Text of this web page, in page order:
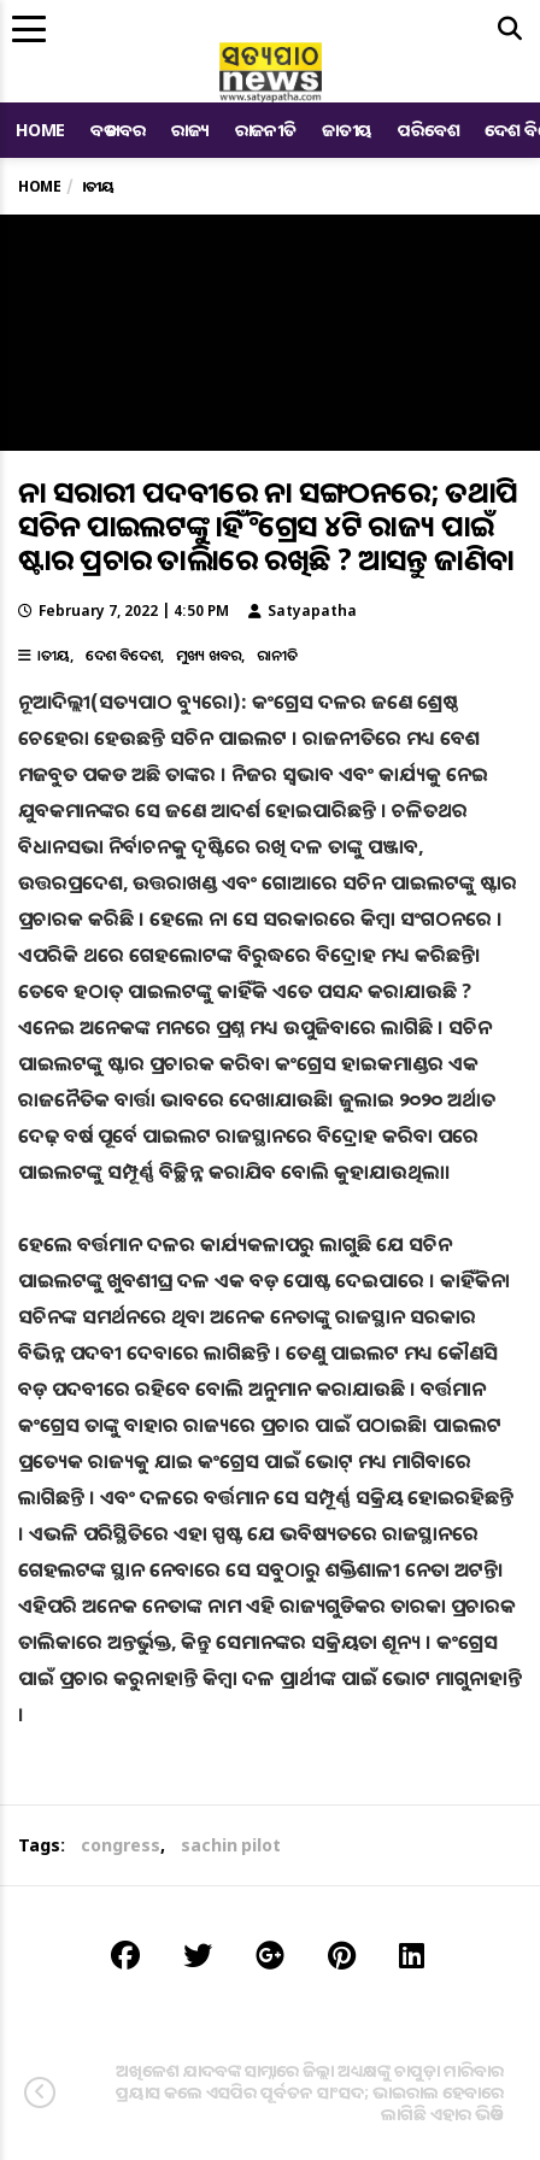
HOME ବଡ ଖବର ରାଜ୍ୟ ରାଜନୀତି ଜାତୀୟ ପରିବେଶ ଦେଶ
HOME ଜାତୀୟ
ନା ସରକାରୀ ପଦବୀରେ ନା ସଙ୍ଗଠନରେ; ତଥାପି
ସଚିନ ପାଇଲଟଙ୍କୁ କାହିଁକି କଂଗ୍ରେସ ୪ଟି ରାଜ୍ୟ ପାଇଁ
ଷ୍ଟାର ପ୍ରଚାରକ ତାଲିକାରେ ରଖିଛି ? ଆସନ୍ତୁ ଜାଣିବା
February 7, 2022 | 4:50 PM Satyapatha
ଜାତୀୟ ଦେଶ ବିଦେଶ ମୁଖ୍ୟ ଖବର ରାଜନୀତି
ନୂଆଦିଲ୍ଲୀ(ସତ୍ୟପାଠ ବ୍ୟୁରୋ): କଂଗ୍ରେସ ଦଳର ଜଣେ ଶ୍ରେଷ୍ଠ
ଚେହେରା ହେଉଛନ୍ତି ସଚିନ ପାଇଲଟ । ରାଜନୀତିରେ ମଧ୍ୟ ବେଶ
ମଜବୁତ ପକଡ ଅଛି ତାଙ୍କର । ନିଜର ସ୍ୱଭାବ ଏବଂ କାର୍ଯ୍ୟକୁ ନେଇ
ଯୁବକମାନଙ୍କର ସେ ଜଣେ ଆଦର୍ଶ ହୋଇପାରିଛନ୍ତି । ଚଳିତଥର
ବିଧାନସଭା ନିର୍ବାଚନକୁ ଦୃଷ୍ଟିରେ ରଖି ଦଳ ତାଙ୍କୁ ପଞ୍ଜାବ,
ଉତ୍ତରପ୍ରଦେଶ, ଉତ୍ତରାଖଣ୍ଡ ଏବଂ ଗୋଆରେ ସଚିନ ପାଇଲଟଙ୍କୁ ଷ୍ଟାର
ପ୍ରଚାରକ କରିଛି । ହେଲେ ନା ସେ ସରକାରରେ କିମ୍ବା ସଂଗଠନରେ ।
ଏପରିକି ଥରେ ଗେହଲୋଟଙ୍କ ବିରୁଦ୍ଧରେ ବିଦ୍ରୋହ ମଧ୍ୟ କରିଛନ୍ତି।
ତେବେ ହଠାତ୍ ପାଇଲଟଙ୍କୁ କାହିଁକି ଏତେ ପସନ୍ଦ କରାଯାଉଛି ?
ଏନେଇ ଅନେକଙ୍କ ମନରେ ପ୍ରଶ୍ନ ମଧ୍ୟ ଉପୁଜିବାରେ ଲାଗିଛି । ସଚିନ
ପାଇଲଟଙ୍କୁ ଷ୍ଟାର ପ୍ରଚାରକ କରିବା କଂଗ୍ରେସ ହାଇକମାଣ୍ଡର ଏକ
ରାଜନୈତିକ ବାର୍ତ୍ତା ଭାବରେ ଦେଖାଯାଉଛି। ଜୁଲାଇ ୨୦୨୦ ଅର୍ଥାତ
ଦେଢ଼ ବର୍ଷ ପୂର୍ବେ ପାଇଲଟ ରାଜସ୍ଥାନରେ ବିଦ୍ରୋହ କରିବା ପରେ
ପାଇଲଟଙ୍କୁ ସମ୍ପୂର୍ଣ୍ଣ ବିଚ୍ଛିନ୍ନ କରାଯିବ ବୋଲି କୁହାଯାଉଥିଲା।
ହେଲେ ବର୍ତ୍ତମାନ ଦଳର କାର୍ଯ୍ୟକଳାପରୁ ଲାଗୁଛି ଯେ ସଚିନ
ପାଇଲଟଙ୍କୁ ଖୁବଶୀଘ୍ର ଦଳ ଏକ ବଡ଼ ପୋଷ୍ଟ ଦେଇପାରେ । କାହିଁକିନା
ସଚିନଙ୍କ ସମର୍ଥନରେ ଥିବା ଅନେକ ନେତାଙ୍କୁ ରାଜସ୍ଥାନ ସରକାର
ବିଭିନ୍ନ ପଦବୀ ଦେବାରେ ଲାଗିଛନ୍ତି । ତେଣୁ ପାଇଲଟ ମଧ୍ୟ କୌଣସି
ବଡ଼ ପଦବୀରେ ରହିବେ ବୋଲି ଅନୁମାନ କରାଯାଉଛି । ବର୍ତ୍ତମାନ
କଂଗ୍ରେସ ତାଙ୍କୁ ବାହାର ରାଜ୍ୟରେ ପ୍ରଚାର ପାଇଁ ପଠାଇଛି। ପାଇଲଟ
ପ୍ରତ୍ୟେକ ରାଜ୍ୟକୁ ଯାଇ କଂଗ୍ରେସ ପାଇଁ ଭୋଟ୍ ମଧ୍ୟ ମାଗିବାରେ
ଲାଗିଛନ୍ତି । ଏବଂ ଦଳରେ ବର୍ତ୍ତମାନ ସେ ସମ୍ପୂର୍ଣ୍ଣ ସକ୍ରିୟ ହୋଇରହିଛନ୍ତି
। ଏଭଳି ପରିସ୍ଥିତିରେ ଏହା ସ୍ପଷ୍ଟ ଯେ ଭବିଷ୍ୟତରେ ରାଜସ୍ଥାନରେ
ଗେହଲଟଙ୍କ ସ୍ଥାନ ନେବାରେ ସେ ସବୁଠାରୁ ଶକ୍ତିଶାଳୀ ନେତା ଅଟନ୍ତି।
ଏହିପରି ଅନେକ ନେତାଙ୍କ ନାମ ଏହି ରାଜ୍ୟଗୁଡିକର ତାରକା ପ୍ରଚାରକ
ତାଲିକାରେ ଅନ୍ତର୍ଭୁକ୍ତ, କିନ୍ତୁ ସେମାନଙ୍କର ସକ୍ରିୟତା ଶୂନ୍ୟ । କଂଗ୍ରେସ
ପାଇଁ ପ୍ରଚାର କରୁନାହାନ୍ତି କିମ୍ବା ଦଳ ପ୍ରାର୍ଥୀଙ୍କ ପାଇଁ ଭୋଟ ମାଗୁନାହାନ୍ତି
।
Tags: congress, sachin pilot
ଅଖିଳେଶ ଯାଦବଙ୍କ ସାମ୍ନାରେ ଜିଲ୍ଲା ଅଧ୍ୟକ୍ଷଙ୍କୁ ଚାପୁଡ଼ା ମାରିବାର
ପ୍ରୟାସ କଲେ ଏସପିର ପୂର୍ବତନ ସାଂସଦ; ଭାଇରାଲ ହେବାରେ
ଲାଗିଛି ଏହାର ଭିଡିଓ